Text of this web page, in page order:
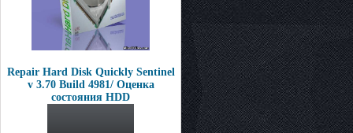
Repair Hard Disk Quickly Sentinel
v 3.70 Build 4981/ Оценка
состояния HDD